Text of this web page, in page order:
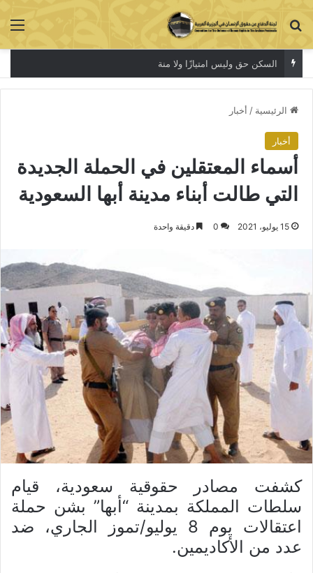
بحث عن
السكن حق وليس امتيازًا ولا منة
الرئيسية / أخبار
أخبار
أسماء المعتقلين في الحملة الجديدة
التي طالت أبناء مدينة أبها السعودية
15 يوليو، 2021 0 دقيقة واحدة
كشفت مصادر حقوقية سعودية، قيام
سلطات المملكة بمدينة “أبها” بشن حملة
اعتقالات يوم 8 يوليو/تموز الجاري، ضد
عدد من الأكاديمين.